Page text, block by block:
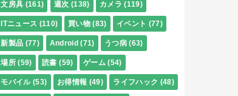
文房具 (161) 週次 (138) カメラ (119)
ITニュース (110) 買い物 (83) イベント (77)
新製品 (77) Android (71) うつ病 (63)
場所 (59) 読書 (59) ゲーム (54)
モバイル (53) お得情報 (49) ライフハック (48)